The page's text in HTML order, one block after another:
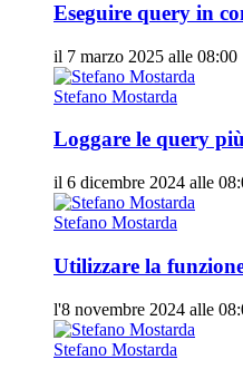
Eseguire query in
il 7 marzo 2025 alle 08:00
Stefano Mostarda
Loggare le query
il 6 dicembre 2024 alle
Stefano Mostarda
Utilizzare la
l'8 novembre 2024 alle
Stefano Mostarda